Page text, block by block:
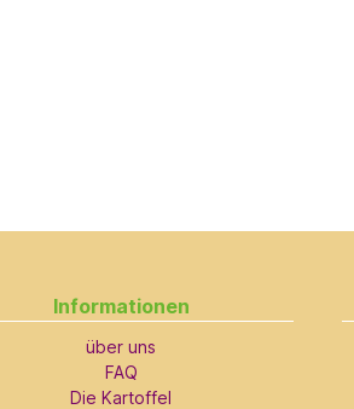
Informationen
über uns
FAQ
Die Kartoffel